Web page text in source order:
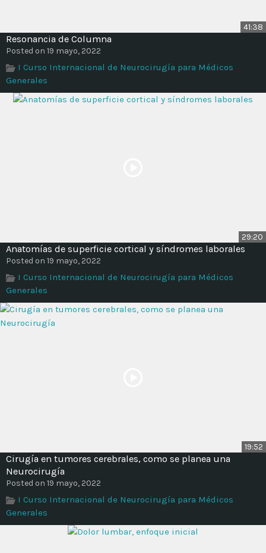
41:38
Resonancia de Columna
Posted on 19 mayo, 2022
I Curso Internacional de Neurocirugía para Médicos
Generales
29:20
Anatomías de superficie cortical y síndromes laborales
Posted on 19 mayo, 2022
I Curso Internacional de Neurocirugía para Médicos
Generales
19:52
Cirugía en tumores cerebrales, como se planea una
Neurocirugía
Posted on 19 mayo, 2022
I Curso Internacional de Neurocirugía para Médicos
Generales